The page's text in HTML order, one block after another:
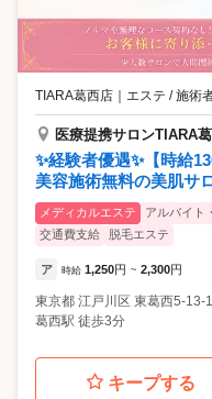
TIARA葛西店 ｜ エステ / 施術
医療提携サロンTIARA
✨経験者優遇✨【時給
美容施術無料の美肌サ
メディカルエステ アルバイト
交通費支給
脱毛エステ
ア 時給 1,250円 ~ 2,300円
東京都 江戸川区 東葛西5-13-
葛西駅 徒歩3分
キープする